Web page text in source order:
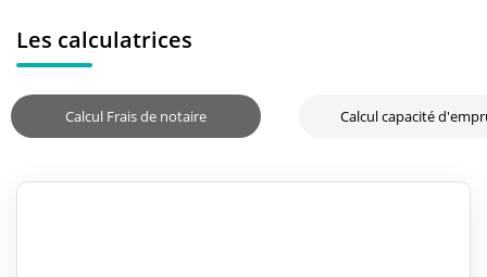
Les calculatrices
Calcul Frais de notaire Calcul capacité